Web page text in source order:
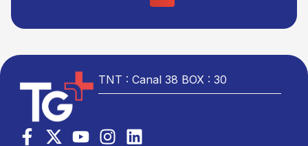
TNT : Canal 38 BOX : 30